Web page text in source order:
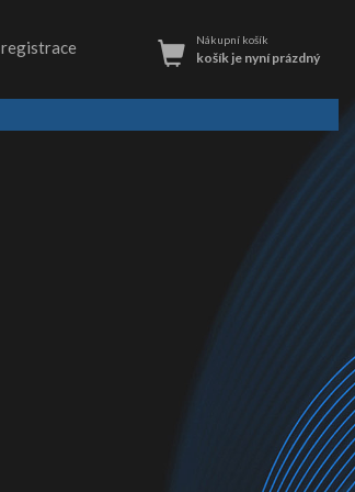
registrace Nákupní košík
košík je nyní prázdný